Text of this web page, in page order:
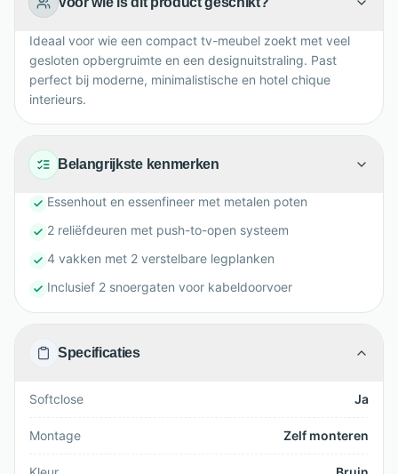
Ideaal voor wie een compact tv-meubel zoekt met veel
gesloten opbergruimte en een designuitstraling. Past
perfect bij moderne, minimalistische en hotel chique
interieurs.
Belangrijkste kenmerken
Essenhout en essenfineer met metalen poten
2 reliëfdeuren met push-to-open systeem
4 vakken met 2 verstelbare legplanken
Inclusief 2 snoergaten voor kabeldoorvoer
Specificaties
Softclose Ja
Montage Zelf monteren